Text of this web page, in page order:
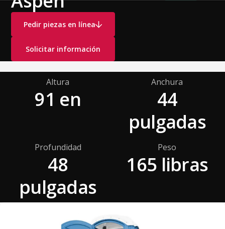
Pedir piezas en línea
Solicitar información
Altura
91 en
Anchura
44
pulgadas
Profundidad
48
pulgadas
Peso
165 libras